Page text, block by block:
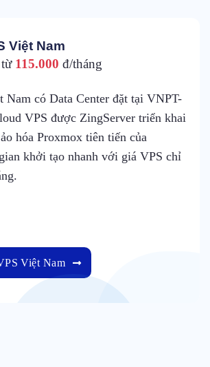
Việt Nam
115.000 đ/tháng
Nam có Data Center đặt tại VNPT-
VPS được ZingServer triển khai
hóa Proxmox tiên tiến của
khởi tạo nhanh với giá VPS chỉ
Việt Nam